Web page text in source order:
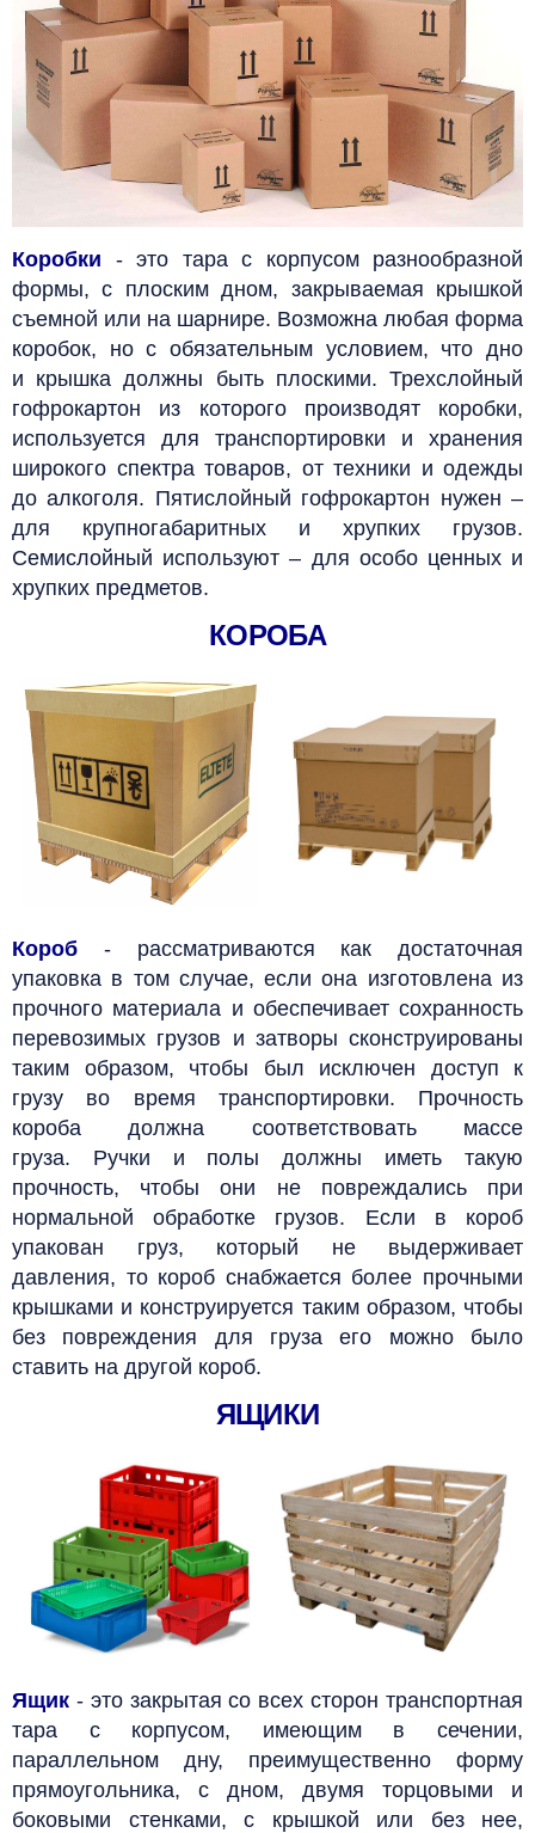
Коробки - это тара с корпусом разнообразной
формы, с плоским дном, закрываемая крышкой
съемной или на шарнире. Возможна любая форма
коробок, но с обязательным условием, что дно
и крышка должны быть плоскими. Трехслойный
гофрокартон из которого производят коробки,
используется для транспортировки и хранения
широкого спектра товаров, от техники и одежды
до алкоголя. Пятислойный гофрокартон нужен –
для крупногабаритных и хрупких грузов.
Семислойный используют – для особо ценных и
хрупких предметов.
КОРОБА
Короб - рассматриваются как достаточная
упаковка в том случае, если она изготовлена из
прочного материала и обеспечивает сохранность
перевозимых грузов и затворы сконструированы
таким образом, чтобы был исключен доступ к
грузу во время транспортировки. Прочность
короба должна соответствовать массе
груза. Ручки и полы должны иметь такую
прочность, чтобы они не повреждались при
нормальной обработке грузов. Если в короб
упакован груз, который не выдерживает
давления, то короб снабжается более прочными
крышками и конструируется таким образом, чтобы
без повреждения для груза его можно было
ставить на другой короб.
ЯЩИКИ
Ящик - это закрытая со всех сторон транспортная
тара с корпусом, имеющим в сечении,
параллельном дну, преимущественно форму
прямоугольника, с дном, двумя торцовыми и
боковыми стенками, с крышкой или без нее,